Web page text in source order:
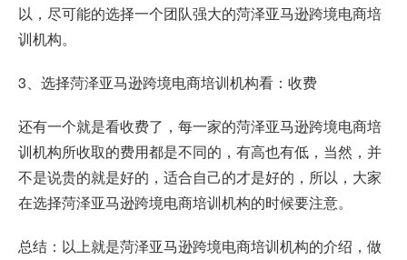
以，尽可能的选择一个团队强大的菏泽亚马逊跨境电商培
训机构。
3、选择菏泽亚马逊跨境电商培训机构看：收费
还有一个就是看收费了，每一家的菏泽亚马逊跨境电商培
训机构所收取的费用都是不同的，有高也有低，当然，并
不是说贵的就是好的，适合自己的才是好的，所以，大家
在选择菏泽亚马逊跨境电商培训机构的时候要注意。
总结：以上就是菏泽亚马逊跨境电商培训机构的介绍，做